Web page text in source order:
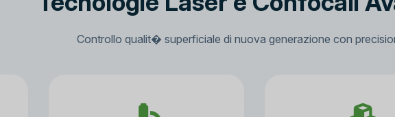
Controllo qualit� superficiale di nuova generazione con